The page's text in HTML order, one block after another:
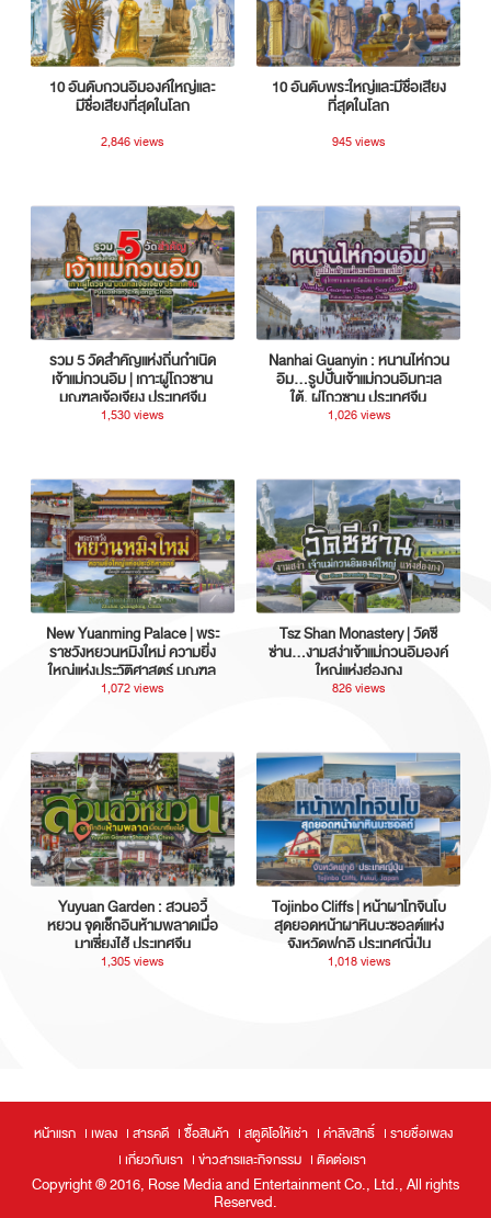
10 อันดับกวนอิมองค์ใหญ่และ
มีชื่อเสียงที่สุดในโลก
2,846 views
10 อันดับพระใหญ่และมีชื่อเสียง
ที่สุดในโลก
945 views
รวม 5 วัดสำคัญแห่งถิ่นกำเนิด
เจ้าแม่กวนอิม | เกาะผู่โถวซาน
มณฑลเจ้อเจียง ประเทศจีน
1,530 views
Nanhai Guanyin : หนานไห่กวน
อิม...รูปปั้นเจ้าแม่กวนอิมทะเล
ใต้, ผู่โถวซาน ประเทศจีน
1,026 views
New Yuanming Palace | พระ
ราชวังหยวนหมิงใหม่ ความยิ่ง
ใหญ่แห่งประวัติศาสตร์ มณฑล
กวางตุ้ง ประเทศจีน
1,072 views
Tsz Shan Monastery | วัดซี
ซ่าน…งามสง่าเจ้าแม่กวนอิมองค์
ใหญ่แห่งฮ่องกง
826 views
Yuyuan Garden : สวนอวี้
หยวน จุดเช็กอินห้ามพลาดเมื่อ
มาเซี่ยงไฮ้ ประเทศจีน
1,305 views
Tojinbo Cliffs | หน้าผาโทจินโบ
สุดยอดหน้าผาหินบะซอลต์แห่ง
จังหวัดฟุกุอิ ประเทศญี่ปุ่น
1,018 views
หน้าแรก เพลง สารคดี ซื้อสินค้า สตูดิโอให้เช่า ค่าลิขสิทธิ์
รายชื่อเพลง
เกี่ยวกับเรา
ข่าวสารและกิจกรรม ติดต่อเรา
Copyright ® 2016, Rose Media and Entertainment Co., Ltd., All rights
Reserved.